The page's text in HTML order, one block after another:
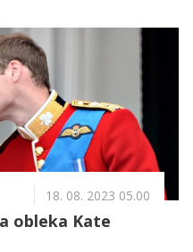
18. 08. 2023 05.00
obleka Kate